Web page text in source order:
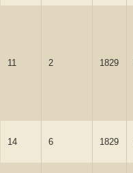
11 2 1829
14 6 1829